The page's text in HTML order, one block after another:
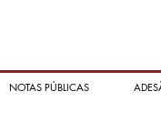
NOTAS PÚBLICAS